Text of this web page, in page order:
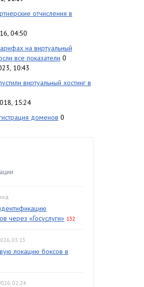
отчисления в
04:50
на виртуальный
все показатели 0
10:43
виртуальный хостинг в
15:24
доменов 0
через «Госуслуги» 132
03:13
локацию боксов в
02:24